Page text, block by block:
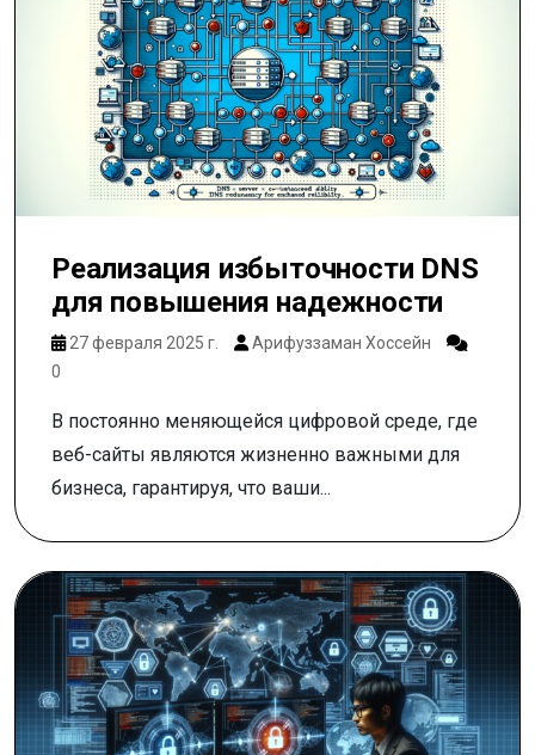
Реализация избыточности DNS
для повышения надежности
27 февраля 2025 г.
Арифуззаман Хоссейн
0
В постоянно меняющейся цифровой среде, где
веб-сайты являются жизненно важными для
бизнеса, гарантируя, что ваши...